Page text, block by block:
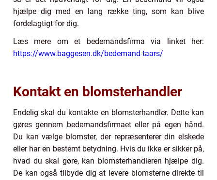
hjælpe dig med en lang række ting, som kan blive
fordelagtigt for dig.
Læs mere om et bedemandsfirma via linket her:
https://www.baggesen.dk/bedemand-taars/
Kontakt en blomsterhandler
Endelig skal du kontakte en blomsterhandler. Dette kan
gøres gennem bedemandsfirmaet eller på egen hånd.
Du kan vælge blomster, der repræsenterer din elskede
eller har en bestemt betydning. Hvis du ikke er sikker på,
hvad du skal gøre, kan blomsterhandleren hjælpe dig.
De kan også tilbyde dig at levere blomsterne direkte til